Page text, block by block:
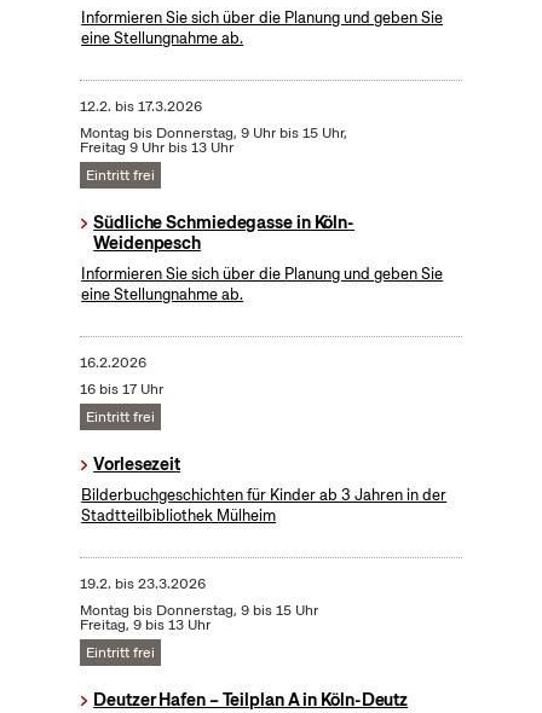
Informieren Sie sich über die Planung und geben Sie
eine Stellungnahme ab.
12.2. bis17.3.2026
Montag bis Donnerstag, 9 Uhr bis 15 Uhr,
Freitag 9 Uhr bis 13 Uhr
Eintritt frei
Südliche Schmiedegasse in Köln-
Weidenpesch
Informieren Sie sich über die Planung und geben Sie
eine Stellungnahme ab.
16.2.2026
16 bis 17 Uhr
Eintritt frei
Vorlesezeit
Bilderbuchgeschichten für Kinder ab 3 Jahren in der
Stadtteilbibliothek Mülheim
19.2. bis23.3.2026
Montag bis Donnerstag, 9 bis 15 Uhr
Freitag, 9 bis 13 Uhr
Eintritt frei
Deutzer Hafen – Teilplan A in Köln-Deutz